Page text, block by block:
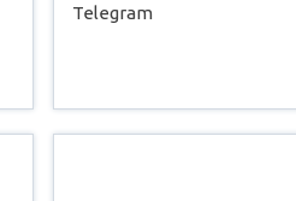
Telegram